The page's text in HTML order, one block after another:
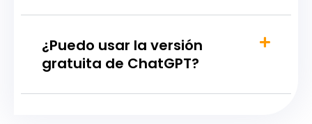
¿Puedo usar la versión
gratuita de ChatGPT?